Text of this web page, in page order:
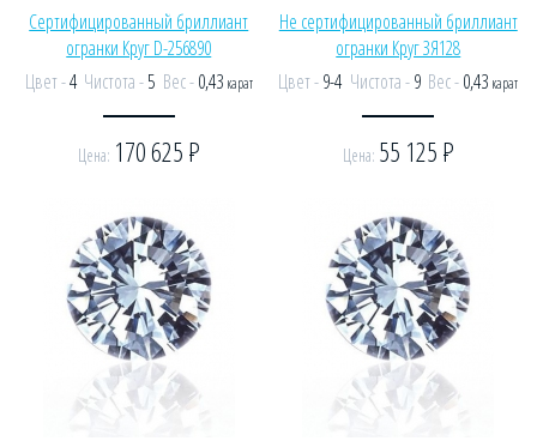
Сертифицированный бриллиант
огранки Круг D-256890
Цвет -4 Чистота -5 Вес -0,43 карат
Цена: 170 625 Р
Не сертифицированный бриллиант
огранки Круг ЗЯ128
Цвет -9-4 Чистота -9 Вес -0,43 карат
Цена: 55 125 Р